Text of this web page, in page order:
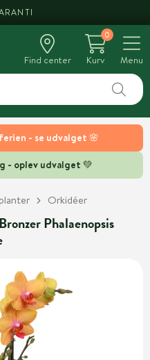
- se udvalget 🌸
- oplev udvalget 💚
Find center
0
Kurv
Menu
Orkidéer
Phalaenopsis